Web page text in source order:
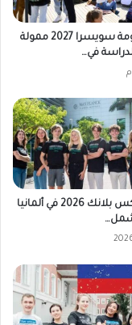
منحة حكومة سويسرا 2027 ممولة
في…
تدريب ماكس بلانك 2026 في ألمانيا